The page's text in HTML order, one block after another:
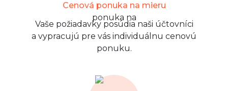
Cenová ponuka na mieru
Vaše požiadavky posúdia naši účtovníci
a vypracujú pre vás individuálnu cenovú
ponuku.